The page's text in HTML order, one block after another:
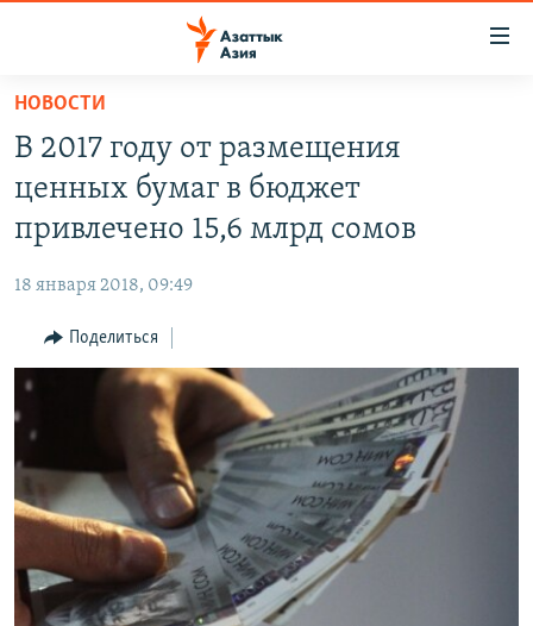
Вернуться
основному
содержанию
главной
навигации
Вернутся
поиску
ТАДЖИКИСТАН
ВОЙНА В УКРАИНЕ
ҚАЗАҚША
КЫРГЫЗЧА
TÜRKMENÇE
Все сайты РСЕ/РС
НОВОСТИ
В 2017 году от размещения
ценных бумаг в бюджет
привлечено 15,6 млрд сомов
18 января 2018, 09:49
Поделиться